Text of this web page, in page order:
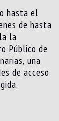
hasta el
de hasta
la
Público de
una
de acceso